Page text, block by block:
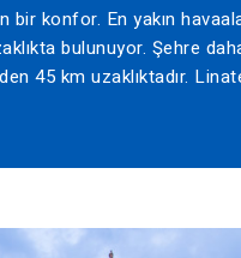
konfor. En yakın
bulunuyor. Şehre
45 km uzaklıktadır.